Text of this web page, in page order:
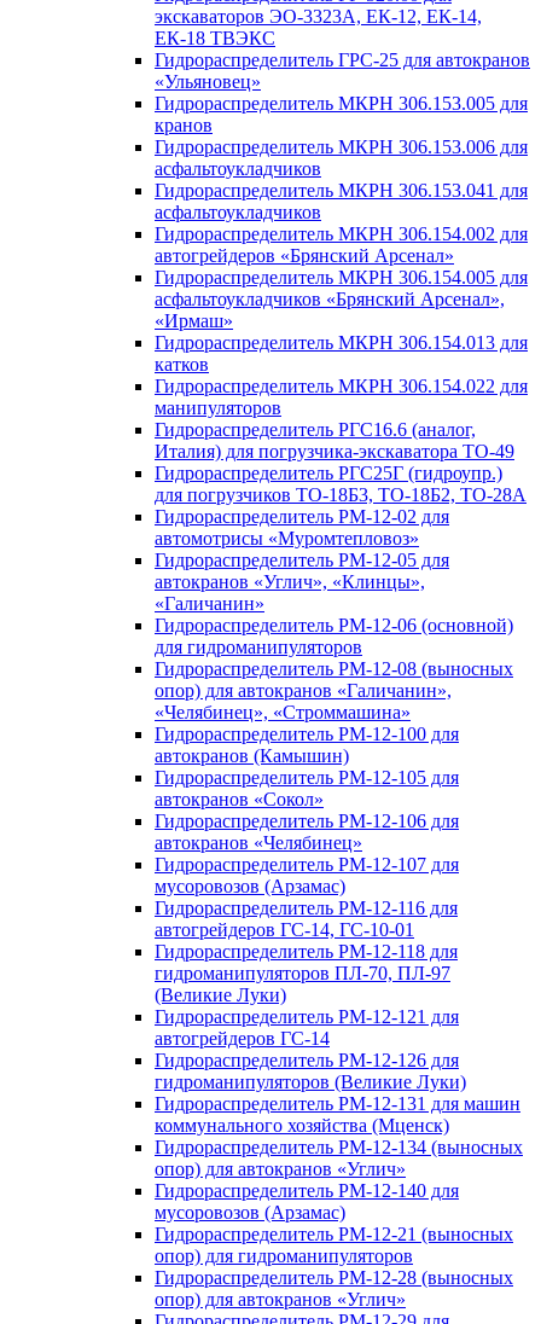
экскаваторов ЭО-3323А, ЕК-12, ЕК-14,
ЕК-18 ТВЭКС
Гидрораспределитель ГРС-25 для автокранов
«Ульяновец»
Гидрораспределитель МКРН 306.153.005 для
кранов
Гидрораспределитель МКРН 306.153.006 для
асфальтоукладчиков
Гидрораспределитель МКРН 306.153.041 для
асфальтоукладчиков
Гидрораспределитель МКРН 306.154.002 для
автогрейдеров «Брянский Арсенал»
Гидрораспределитель МКРН 306.154.005 для
асфальтоукладчиков «Брянский Арсенал»,
«Ирмаш»
Гидрораспределитель МКРН 306.154.013 для
катков
Гидрораспределитель МКРН 306.154.022 для
манипуляторов
Гидрораспределитель РГС16.6 (аналог,
Италия) для погрузчика-экскаватора ТО-49
Гидрораспределитель РГС25Г (гидроупр.)
для погрузчиков ТО-18Б3, ТО-18Б2, ТО-28А
Гидрораспределитель РМ-12-02 для
автомотрисы «Муромтепловоз»
Гидрораспределитель РМ-12-05 для
автокранов «Углич», «Клинцы»,
«Галичанин»
Гидрораспределитель РМ-12-06 (основной)
для гидроманипуляторов
Гидрораспределитель РМ-12-08 (выносных
опор) для автокранов «Галичанин»,
«Челябинец», «Строммашина»
Гидрораспределитель РМ-12-100 для
автокранов (Камышин)
Гидрораспределитель РМ-12-105 для
автокранов «Сокол»
Гидрораспределитель РМ-12-106 для
автокранов «Челябинец»
Гидрораспределитель РМ-12-107 для
мусоровозов (Арзамас)
Гидрораспределитель РМ-12-116 для
автогрейдеров ГС-14, ГС-10-01
Гидрораспределитель РМ-12-118 для
гидроманипуляторов ПЛ-70, ПЛ-97
(Великие Луки)
Гидрораспределитель РМ-12-121 для
автогрейдеров ГС-14
Гидрораспределитель РМ-12-126 для
гидроманипуляторов (Великие Луки)
Гидрораспределитель РМ-12-131 для машин
коммунального хозяйства (Мценск)
Гидрораспределитель РМ-12-134 (выносных
опор) для автокранов «Углич»
Гидрораспределитель РМ-12-140 для
мусоровозов (Арзамас)
Гидрораспределитель РМ-12-21 (выносных
опор) для гидроманипуляторов
Гидрораспределитель РМ-12-28 (выносных
опор) для автокранов «Углич»